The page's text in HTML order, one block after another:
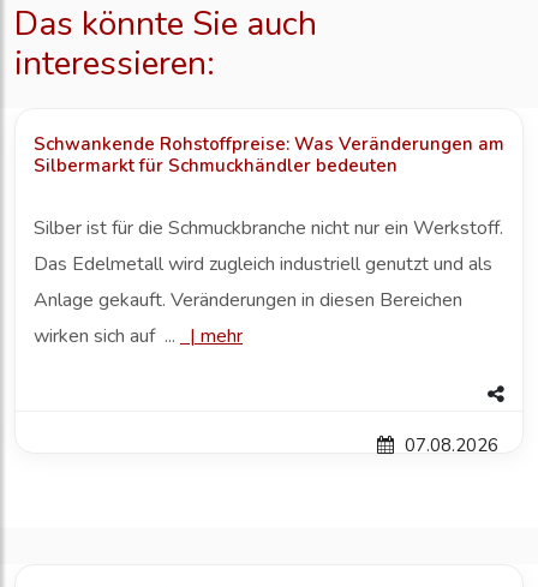
Das könnte Sie auch
interessieren:
Schwankende Rohstoffpreise: Was Veränderungen am
Silbermarkt für Schmuckhändler bedeuten
Silber ist für die Schmuckbranche nicht nur ein Werkstoff.
Das Edelmetall wird zugleich industriell genutzt und als
Anlage gekauft. Veränderungen in diesen Bereichen
wirken sich auf ...
| mehr
07.08.2026